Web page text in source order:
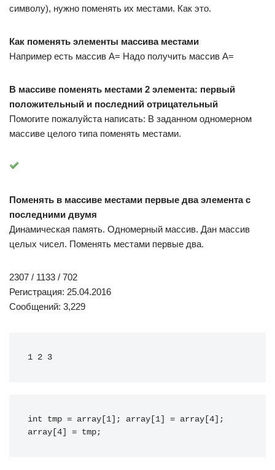
символу), нужно поменять их местами. Как это.
Как поменять элементы массива местами
Например есть массив A= Надо получить массив A=
В массиве поменять местами 2 элемента: первый
положительный и последний отрицательный
Помогите пожалуйста написать: В заданном одномерном
массиве целого типа поменять местами.
Поменять в массиве местами первые два элемента с
последними двумя
Динамическая память. Одномерный массив. Дан массив
целых чисел. Поменять местами первые два.
2307 / 1133 / 702
Регистрация: 25.04.2016
Сообщений: 3,229
1 2 3
int tmp = array 1 ; array 1 = array 4
;
array 4 = tmp ;